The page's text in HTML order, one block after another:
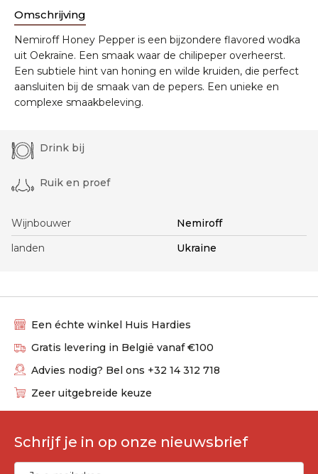
Drink bij
Ruik en proef
Wijnbouwer
Nemiroff
landen
Ukraine
Omschrijving
Nemiroff Honey Pepper is een bijzondere flavored wodka
uit Oekraïne. Een smaak waar de chilipeper overheerst.
Een subtiele hint van honing en wilde kruiden, die perfect
aansluiten bij de smaak van de pepers. Een unieke en
complexe smaakbeleving.
Een échte winkel Huis Hardies
Gratis levering in België vanaf €100
Advies nodig? Bel ons +32 14 312 718
Zeer uitgebreide keuze
Schrijf je in op onze nieuwsbrief